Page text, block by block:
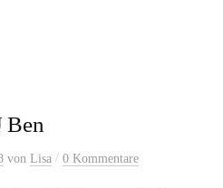
Ben
von Lisa / 0 Kommentare